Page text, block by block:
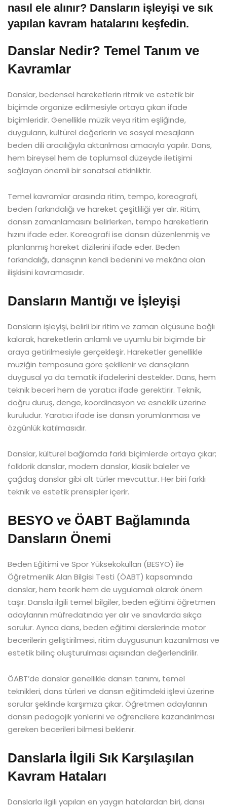
nasıl ele alınır? Dansların işleyişi ve sık
yapılan kavram hatalarını keşfedin.
Danslar Nedir? Temel Tanım ve
Kavramlar
Danslar, bedensel hareketlerin ritmik ve estetik bir
biçimde organize edilmesiyle ortaya çıkan ifade
biçimleridir. Genellikle müzik veya ritim eşliğinde,
duyguların, kültürel değerlerin ve sosyal mesajların
beden dili aracılığıyla aktarılması amacıyla yapılır. Dans,
hem bireysel hem de toplumsal düzeyde iletişimi
sağlayan önemli bir sanatsal etkinliktir.
Temel kavramlar arasında ritim, tempo, koreografi,
beden farkındalığı ve hareket çeşitliliği yer alır. Ritim,
dansın zamanlamasını belirlerken, tempo hareketlerin
hızını ifade eder. Koreografi ise dansın düzenlenmiş ve
planlanmış hareket dizilerini ifade eder. Beden
farkındalığı, dansçının kendi bedenini ve mekâna olan
ilişkisini kavramasıdır.
Dansların Mantığı ve İşleyişi
Dansların işleyişi, belirli bir ritim ve zaman ölçüsüne bağlı
kalarak, hareketlerin anlamlı ve uyumlu bir biçimde bir
araya getirilmesiyle gerçekleşir. Hareketler genellikle
müziğin temposuna göre şekillenir ve dansçıların
duygusal ya da tematik ifadelerini destekler. Dans, hem
teknik beceri hem de yaratıcı ifade gerektirir. Teknik,
doğru duruş, denge, koordinasyon ve esneklik üzerine
kuruludur. Yaratıcı ifade ise dansın yorumlanması ve
özgünlük katılmasıdır.
Danslar, kültürel bağlamda farklı biçimlerde ortaya çıkar;
folklorik danslar, modern danslar, klasik baleler ve
çağdaş danslar gibi alt türler mevcuttur. Her biri farklı
teknik ve estetik prensipler içerir.
BESYO ve ÖABT Bağlamında
Dansların Önemi
Beden Eğitimi ve Spor Yüksekokulları (BESYO) ile
Öğretmenlik Alan Bilgisi Testi (ÖABT) kapsamında
danslar, hem teorik hem de uygulamalı olarak önem
taşır. Dansla ilgili temel bilgiler, beden eğitimi öğretmen
adaylarının müfredatında yer alır ve sınavlarda sıkça
sorulur. Ayrıca dans, beden eğitimi derslerinde motor
becerilerin geliştirilmesi, ritim duygusunun kazanılması ve
estetik bilinç oluşturulması açısından değerlendirilir.
ÖABT’de danslar genellikle dansın tanımı, temel
teknikleri, dans türleri ve dansın eğitimdeki işlevi üzerine
sorular şeklinde karşımıza çıkar. Öğretmen adaylarının
dansın pedagojik yönlerini ve öğrencilere kazandırılması
gereken becerileri bilmesi beklenir.
Danslarla İlgili Sık Karşılaşılan
Kavram Hataları
Danslarla ilgili yapılan en yaygın hatalardan biri, dansı